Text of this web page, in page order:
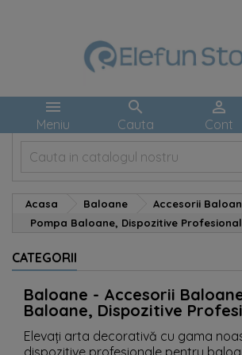

Meniu

Cauta

Cont
Acasa Baloane
Accesorii
Pompa Baloane, Dispozitive
CATEGORII
Baloane - Accesorii
Baloane, Dispozitive
Elevați arta decorativă cu gama
dispozitive profesionale pentru